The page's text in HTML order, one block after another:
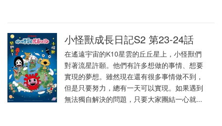
小怪獸成長日記S2 第23-24話
在遙遠宇宙的K10星雲的丘丘星上，小怪獸們
對著流星許願。他們有許多想做的事情、想要
實現的夢想。雖然現在還有很多事情做不到，
但是只要努力，總有一天可以實現。如果遇到
無法獨自解決的問題，只要大家團結一心就...